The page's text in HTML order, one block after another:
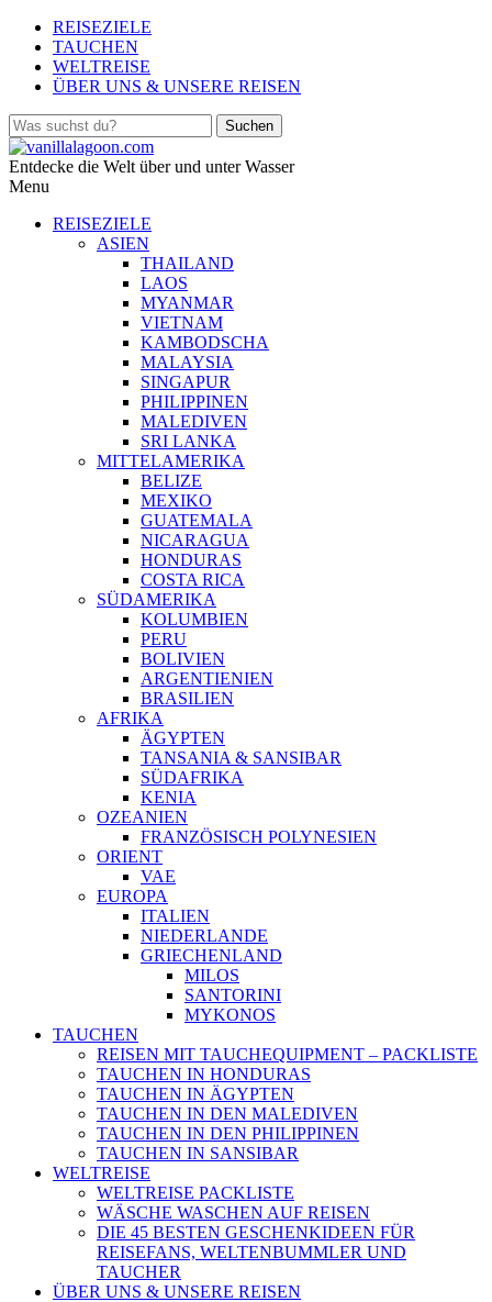
REISEZIELE
TAUCHEN
WELTREISE
ÜBER UNS & UNSERE REISEN
Entdecke die Welt über und unter Wasser
Menu
REISEZIELE
ASIEN
THAILAND
LAOS
MYANMAR
VIETNAM
KAMBODSCHA
MALAYSIA
SINGAPUR
PHILIPPINEN
MALEDIVEN
SRI LANKA
MITTELAMERIKA
BELIZE
MEXIKO
GUATEMALA
NICARAGUA
HONDURAS
COSTA RICA
SÜDAMERIKA
KOLUMBIEN
PERU
BOLIVIEN
ARGENTIENIEN
BRASILIEN
AFRIKA
ÄGYPTEN
TANSANIA & SANSIBAR
SÜDAFRIKA
KENIA
OZEANIEN
FRANZÖSISCH POLYNESIEN
ORIENT
VAE
EUROPA
ITALIEN
NIEDERLANDE
GRIECHENLAND
MILOS
SANTORINI
MYKONOS
TAUCHEN
REISEN MIT TAUCHEQUIPMENT – PACKLISTE
TAUCHEN IN HONDURAS
TAUCHEN IN ÄGYPTEN
TAUCHEN IN DEN MALEDIVEN
TAUCHEN IN DEN PHILIPPINEN
TAUCHEN IN SANSIBAR
WELTREISE
WELTREISE PACKLISTE
WÄSCHE WASCHEN AUF REISEN
DIE 45 BESTEN GESCHENKIDEEN FÜR
REISEFANS, WELTENBUMMLER UND
TAUCHER
ÜBER UNS & UNSERE REISEN